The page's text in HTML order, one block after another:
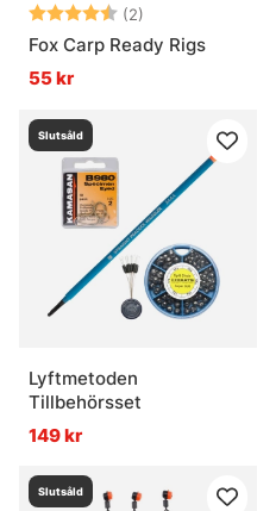
Betyg: (2)
4.5 utav 5
Fox Carp Ready Rigs
55 kr
Slutsåld
Lyftmetoden
Tillbehörsset
149 kr
Slutsåld